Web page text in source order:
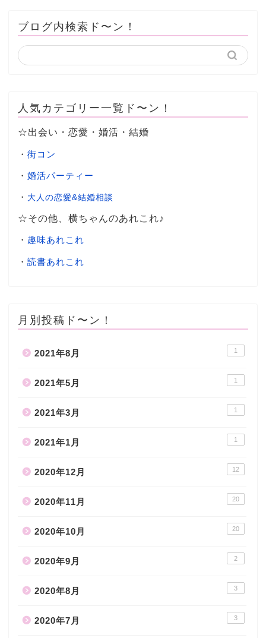
ブログ内検索ド〜ン！
人気カテゴリー一覧ド〜ン！
☆出会い・恋愛・婚活・結婚
・ 街コン
・ 婚活パーティー
・ 大人の恋愛&結婚相談
☆その他、横ちゃんのあれこれ♪
・ 趣味あれこれ
・ 読書あれこれ
月別投稿ド〜ン！
2021年8月 1
2021年5月 1
2021年3月 1
2021年1月 1
2020年12月 12
2020年11月 20
2020年10月 20
2020年9月 2
2020年8月 3
2020年7月 3